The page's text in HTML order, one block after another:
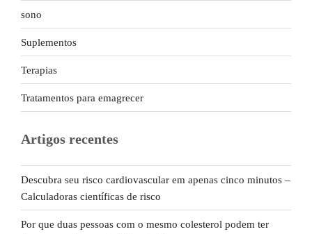
sono
Suplementos
Terapias
Tratamentos para emagrecer
Artigos recentes
Descubra seu risco cardiovascular em apenas cinco minutos –
Calculadoras científicas de risco
Por que duas pessoas com o mesmo colesterol podem ter